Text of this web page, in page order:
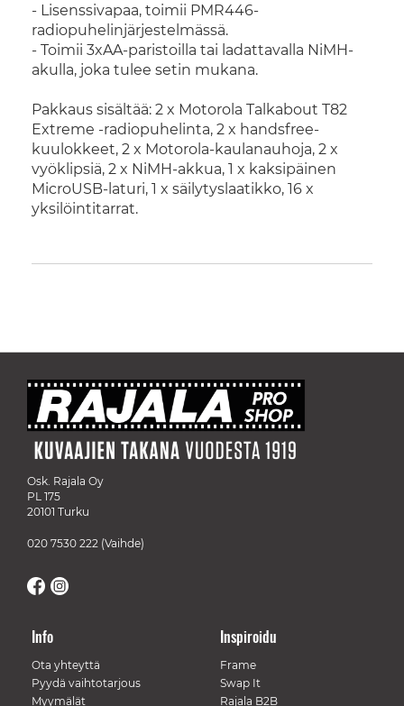
- Lisenssivapaa, toimii PMR446-
radiopuhelinjärjestelmässä.
- Toimii 3xAA-paristoilla tai ladattavalla NiMH-
akulla, joka tulee setin mukana.
Pakkaus sisältää: 2 x Motorola Talkabout T82
Extreme -radiopuhelinta, 2 x handsfree-
kuulokkeet, 2 x Motorola-kaulanauhoja, 2 x
vyöklipsiä, 2 x NiMH-akkua, 1 x kaksipäinen
MicroUSB-laturi, 1 x säilytyslaatikko, 16 x
yksilöintitarrat.
Osk. Rajala Oy
PL 175
20101 Turku
020 7530 222 (Vaihde)
Info
Ota yhteyttä
Pyydä vaihtotarjous
Myymälät
Inspiroidu
Frame
Swap It
Rajala B2B